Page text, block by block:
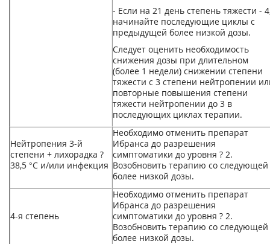
- Если на 21 день степень тяжести -
начинайте последующие циклы с
предыдущей более низкой дозы.
Следует оценить необходимость
снижения дозы при длительном
(более 1 недели) снижении степени
тяжести с 3 степени нейтропении
повторные повышения степени
тяжести нейтропении до 3 в
последующих циклах терапии.
Нейтропения 3-й
степени + лихорадка ?
38,5 °С и/или инфекция
Необходимо отменить препарат
Ибранса до разрешения
симптоматики до уровня ? 2.
Возобновить терапию со следующей
более низкой дозы.
4-я степень
Необходимо отменить препарат
Ибранса до разрешения
симптоматики до уровня ? 2.
Возобновить терапию со следующей
более низкой дозы.